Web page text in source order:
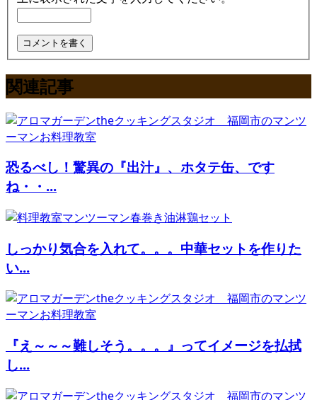
関連記事
恐るべし！驚異の『出汁』、ホタテ缶、です
ね・・...
しっかり気合を入れて。。。中華セットを作りた
い...
『え～～～難しそう。。。』ってイメージを払拭
し...